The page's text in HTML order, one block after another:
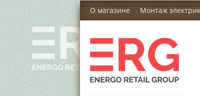
О магазине Монтаж